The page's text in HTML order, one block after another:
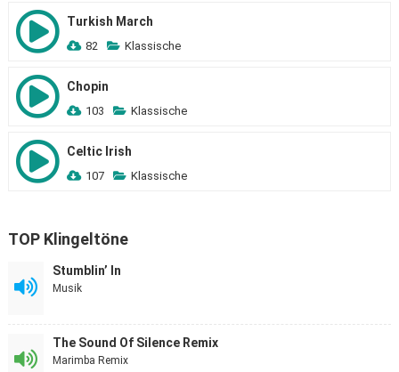
Turkish March
82 Klassische
Chopin
103 Klassische
Celtic Irish
107 Klassische
TOP Klingeltöne
Stumblin’ In
Musik
The Sound Of Silence Remix
Marimba Remix